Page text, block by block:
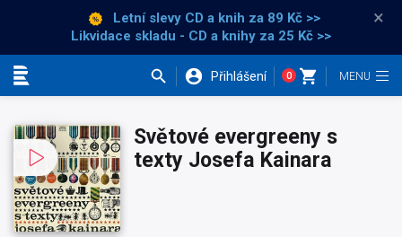
Letní slevy CD a knih za 89 Kč >>
Likvidace skladu - CD a knihy za 25 Kč >>
×
Přihlášení 0
Světové evergreeny s
texty Josefa Kainara